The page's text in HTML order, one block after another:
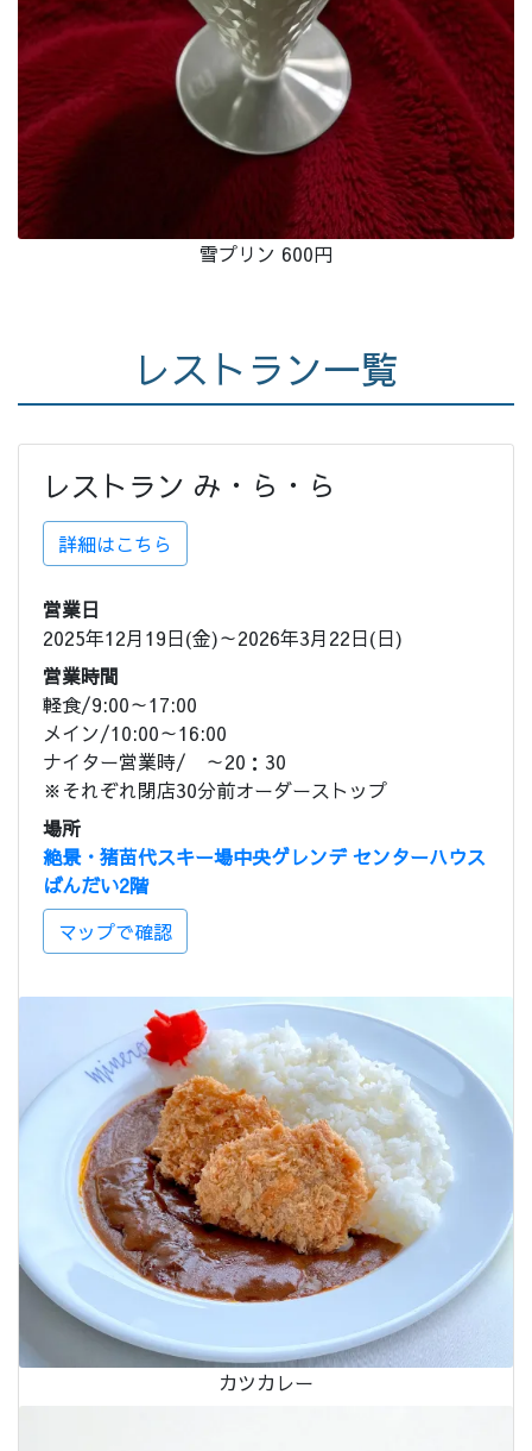
雪プリン 600円
レストラン一覧
レストラン み・ら・ら
詳細はこちら
営業日
2025年12月19日(金)～2026年3月22日(日)
営業時間
軽食/9:00～17:00
メイン/10:00～16:00
ナイター営業時/ ～20：30
※それぞれ閉店30分前オーダーストップ
場所
絶景・猪苗代スキー場中央ゲレンデ センターハウス
ばんだい2階
マップで確認
カツカレー